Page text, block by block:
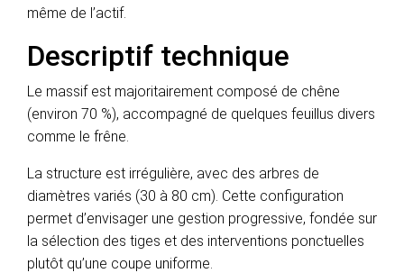
même de l’actif.
Descriptif technique
Le massif est majoritairement composé de chêne
(environ 70 %), accompagné de quelques feuillus divers
comme le frêne.
La structure est irrégulière, avec des arbres de
diamètres variés (30 à 80 cm). Cette configuration
permet d’envisager une gestion progressive, fondée sur
la sélection des tiges et des interventions ponctuelles
plutôt qu’une coupe uniforme.